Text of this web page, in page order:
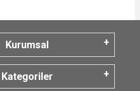
Kurumsal
Kategoriler